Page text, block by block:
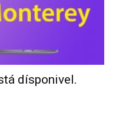
dísponivel.